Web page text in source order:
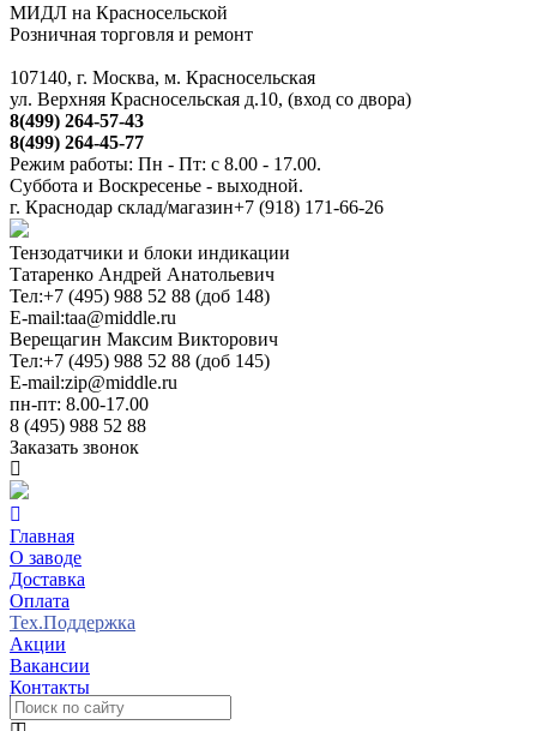
МИДЛ на Красносельской
Розничная торговля и ремонт
107140, г. Москва, м. Красносельская
ул. Верхняя Красносельская д.10, (вход со двора)
8(499) 264-57-43
8(499) 264-45-77
Режим работы: Пн - Пт: с 8.00 - 17.00.
Суббота и Воскресенье - выходной.
г. Краснодар склад/магазин+7 (918) 171-66-26
Тензодатчики и блоки индикации
Татаренко Андрей Анатольевич
Тел:+7 (495) 988 52 88 (доб 148)
E-mail:taa@middle.ru
Верещагин Максим Викторович
Тел:+7 (495) 988 52 88 (доб 145)
E-mail:zip@middle.ru
пн-пт: 8.00-17.00
8 (495) 988 52 88
Заказать звонок
Главная
О заводе
Доставка
Оплата
Тех.Поддержка
Акции
Вакансии
Контакты